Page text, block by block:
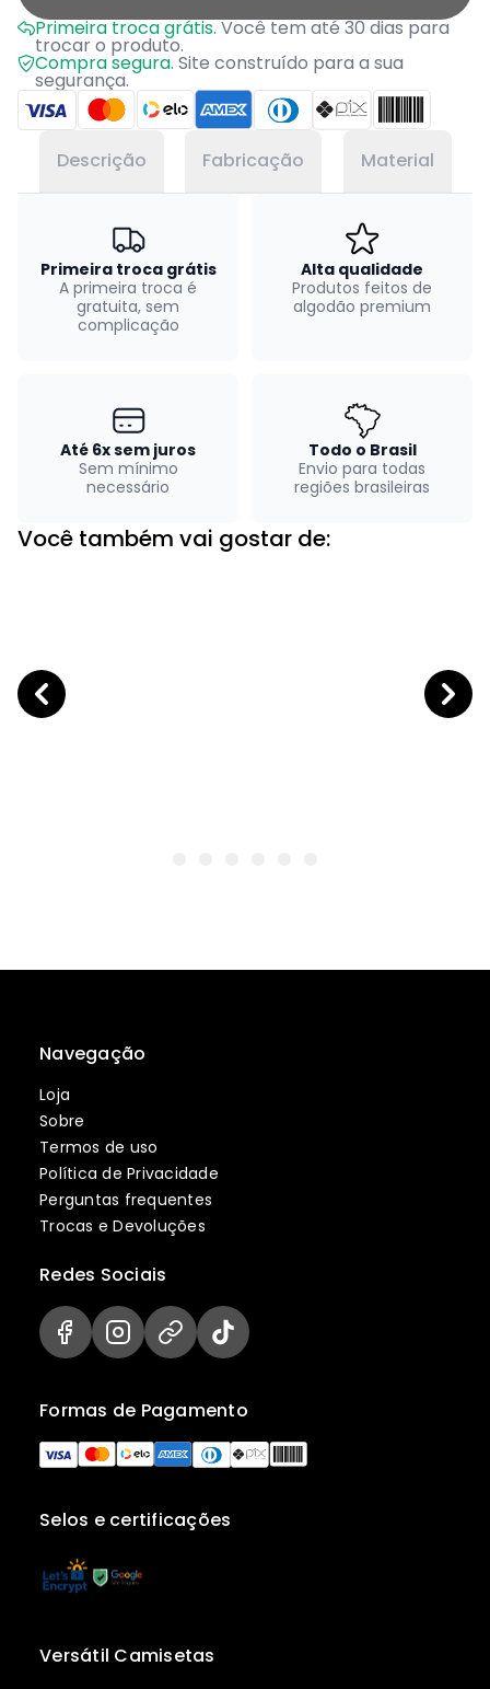
Primeira troca grátis.Você tem até 30 dias para
trocar o produto.
Compra segura. Site construído para a sua
segurança.
Descrição Fabricação Material
Primeira troca grátis
A primeira troca é
gratuita, sem
complicação
Alta qualidade
Produtos feitos de
algodão premium
Até 6x sem juros
Sem mínimo
necessário
Todo o Brasil
Envio para todas
regiões brasileiras
Você também vai gostar de:
Navegação
Loja
Sobre
Termos de uso
Política de Privacidade
Perguntas frequentes
Trocas e Devoluções
Selos e certificações
Formas de Pagamento
Redes Sociais
Versátil Camisetas